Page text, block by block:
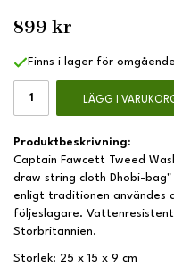
899 kr
Finns i lager för
LÄGG I
Produktbeskrivning:
Captain Fawcett Tweed
draw string cloth Dhobi-
enligt traditionen användes
följeslagare.
Storbritannien.
Storlek: 25 x 15 x 9 cm